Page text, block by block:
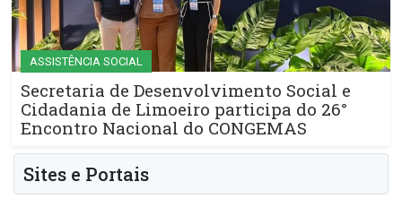
ASSISTÊNCIA SOCIAL
Secretaria de Desenvolvimento Social e
Cidadania de Limoeiro participa do 26°
Encontro Nacional do CONGEMAS
Sites e Portais